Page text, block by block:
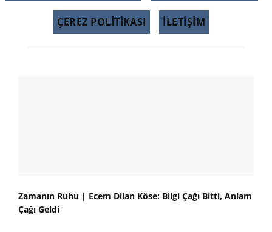
ÇEREZ POLITIKASI İLETİŞİM
Zamanın Ruhu | Ecem Dilan Köse: Bilgi Çağı Bitti, Anlam
Çağı Geldi